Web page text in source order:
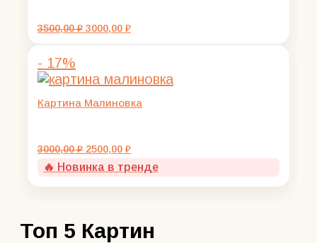
3500,00₽ Первоначальная
3000,00 ₽Текущая
- 17%
Картина Малиновка
3000,00₽ Первоначальная
составляла
2500,00 ₽Текущая
2500,00 ₽.
🔥 Новинка в тренде
Топ 5 Картин